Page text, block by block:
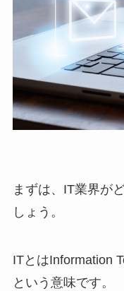
まずは、IT業界が
しょう。
ITとはInformation
という意味です。